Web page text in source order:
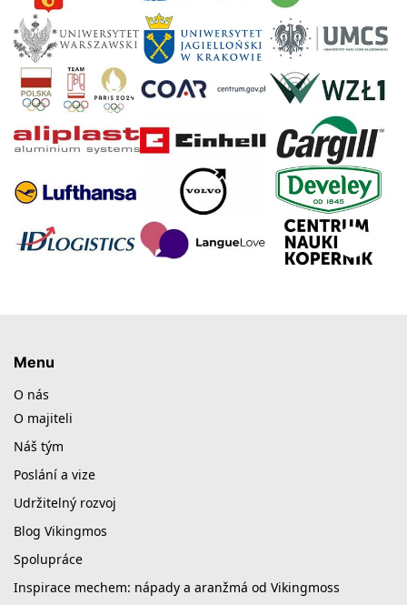
Menu
O nás
O majiteli
Náš tým
Poslání a vize
Udržitelný rozvoj
Blog Vikingmos
Spolupráce
Inspirace mechem: nápady a aranžmá od Vikingmoss